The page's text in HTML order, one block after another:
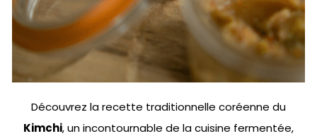
Découvrez la recette traditionnelle coréenne du
Kimchi, un incontournable de la cuisine fermentée,